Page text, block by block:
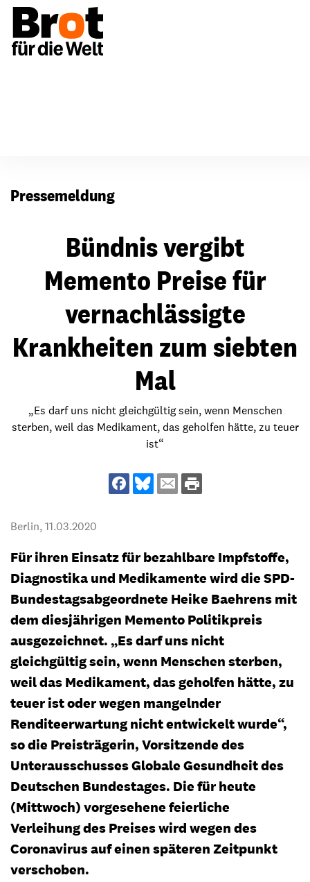
Pressemeldung
Bündnis vergibt
Memento Preise für
vernachlässigte
Krankheiten zum siebten
Mal
„Es darf uns nicht gleichgültig sein, wenn Menschen
sterben, weil das Medikament, das geholfen hätte, zu teuer
ist“
Berlin,11.03.2020
Für ihren Einsatz für bezahlbare Impfstoffe,
Diagnostika und Medikamente wird die SPD-
Bundestagsabgeordnete Heike Baehrens mit
dem diesjährigen Memento Politikpreis
ausgezeichnet. „Es darf uns nicht
gleichgültig sein, wenn Menschen sterben,
weil das Medikament, das geholfen hätte, zu
teuer ist oder wegen mangelnder
Renditeerwartung nicht entwickelt wurde“,
so die Preisträgerin, Vorsitzende des
Unterausschusses Globale Gesundheit des
Deutschen Bundestages. Die für heute
(Mittwoch) vorgesehene feierliche
Verleihung des Preises wird wegen des
Coronavirus auf einen späteren Zeitpunkt
verschoben.